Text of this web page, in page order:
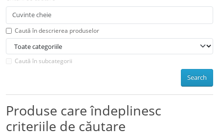
Caută în descrierea produselor
Caută în subcategorii
Search
Produse care îndeplinesc
criteriile de căutare